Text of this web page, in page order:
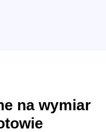
na wymiar